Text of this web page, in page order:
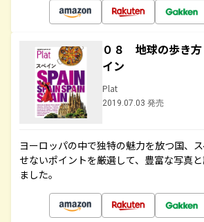
０８ 地球の歩き
イン
Plat
2019.07.03 発売
ヨーロッパの中で独特の魅力を放つ国、
せないポイントを厳選して、豊富な写真
ました。